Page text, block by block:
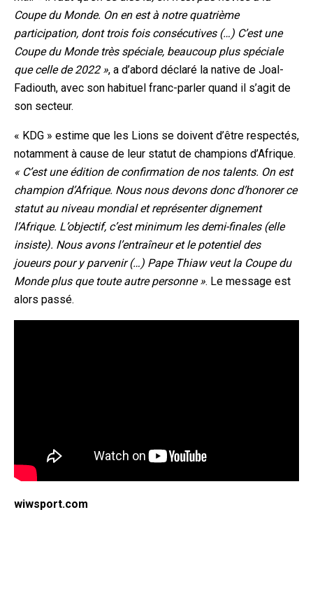
Coupe du Monde. On en est à notre quatrième
participation, dont trois fois consécutives (…) C’est une
Coupe du Monde très spéciale, beaucoup plus spéciale
que celle de 2022 », a d’abord déclaré la native de Joal-
Fadiouth, avec son habituel franc-parler quand il s’agit de
son secteur.
« KDG » estime que les Lions se doivent d’être respectés,
notamment à cause de leur statut de champions d’Afrique.
« C’est une édition de confirmation de nos talents. On est
champion d’Afrique. Nous nous devons donc d’honorer ce
statut au niveau mondial etreprésenter dignement
l’Afrique. L’objectif, c’est minimum les demi-finales (elle
insiste). Nous avons l’entraîneur et le potentiel des
joueurs pour y parvenir (…) Pape Thiaw veut la Coupe du
Monde plus que toute autre personne ». Le message est
alors passé.
wiwsport.com